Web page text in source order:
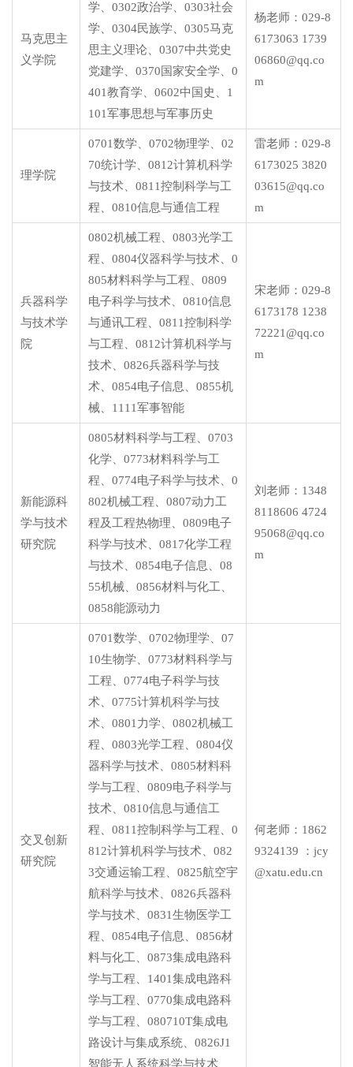
马克思主
义学院
学、0302政治学、0303社会
学、0304民族学、0305马克
思主义理论、0307中共党史
党建学、0370国家安全学、0
401教育学、0602中国史、1
101军事思想与军事历史
杨老师：029-8
6173063 1739
06860@qq.co
m
理学院
0701数学、0702物理学、02
70统计学、0812计算机科学
与技术、0811控制科学与工
程、0810信息与通信工程
雷老师：029-8
6173025 3820
03615@qq.co
m
兵器科学
与技术学
院
0802机械工程、0803光学工
程、0804仪器科学与技术、0
805材料科学与工程、0809
电子科学与技术、0810信息
与通讯工程、0811控制科学
与工程、0812计算机科学与
技术、0826兵器科学与技
术、0854电子信息、0855机
械、1111军事智能
宋老师：029-8
6173178 1238
72221@qq.co
m
新能源科
学与技术
研究院
0805材料科学与工程、0703
化学、0773材料科学与工
程、0774电子科学与技术、0
802机械工程、0807动力工
程及工程热物理、0809电子
科学与技术、0817化学工程
与技术、0854电子信息、08
55机械、0856材料与化工、
0858能源动力
刘老师：1348
8118606 4724
95068@qq.co
m
交叉创新
研究院
0701数学、0702物理学、07
10生物学、0773材料科学与
工程、0774电子科学与技
术、0775计算机科学与技
术、0801力学、0802机械工
程、0803光学工程、0804仪
器科学与技术、0805材料科
学与工程、0809电子科学与
技术、0810信息与通信工
程、0811控制科学与工程、0
812计算机科学与技术、082
3交通运输工程、0825航空宇
航科学与技术、0826兵器科
学与技术、0831生物医学工
程、0854电子信息、0856材
料与化工、0873集成电路科
学与工程、1401集成电路科
学与工程、0770集成电路科
学与工程、080710T集成电
路设计与集成系统、0826J1
智能无人系统科学与技术
何老师：1862
9324139 ：jcy
@xatu.edu.cn